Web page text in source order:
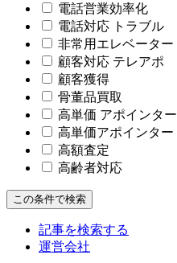
電話営業効率化
電話対応 トラブル
非常用エレベーター
顧客対応 テレアポ
顧客獲得
骨董品買取
高単価 アポインター
高単価アポインター
高額査定
高齢者対応
この条件で検索
記事を検索する
運営会社